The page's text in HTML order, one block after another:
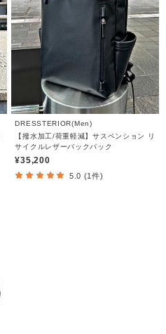
DRESSTERIOR(Men)
【撥水加工/荷重軽減】サスペンション リ
サイクルレザーバックパック
¥35,200
5.0 (1件)